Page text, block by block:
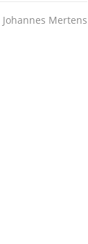
Johannes Mertens